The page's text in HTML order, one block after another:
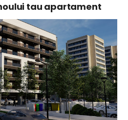
tau apartament